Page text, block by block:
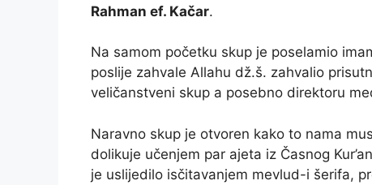
Rahman ef. Kačar.
Na samom početku skup je poselamio
poslije zahvale Allahu dž.š. zahvalio
veličanstveni skup a posebno direktoru
Naravno skup je otvoren kako to nama
dolikuje učenjem par ajeta iz Časnog
je uslijedilo isčitavanjem mevlud-i šerifa,